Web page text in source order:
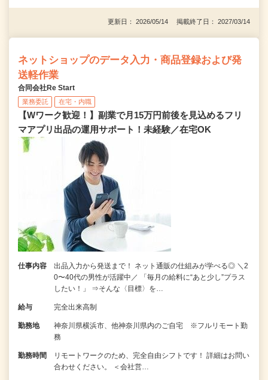
更新日： 2026/05/14 掲載終了日： 2027/03/14
ネットショップのデータ入力・商品登録および発
送軽作業
合同会社Re Start
業務委託 在宅・内職
【Wワーク歓迎！】副業で月15万円前後を見込めるフリ
マアプリ出品の運用サポート！未経験／在宅OK
仕事内容
出品入力から発送まで！ ネット通販の仕組みが学べる◎ ＼2
0〜40代の男性が活躍中／ 「毎月の給料に“あと少し”プラス
したい！」 ⇒そんな〈目標〉を…
給与 完全出来高制
勤務地
神奈川県横浜市、他神奈川県内のご自宅 ※フルリモート勤
務
勤務時間
リモートワークのため、完全自由シフトです！ 詳細はお問い
合わせください。 ＜会社営…